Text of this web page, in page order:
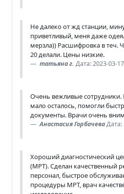
Не далеко от жд станции,
приветливый, меня даже
мерзла)) Расшифровка в теч.
20 делали. Цены низкие.
татьяна г. Дата: 2023-03-17
Очень вежливые сотрудники.
мало осталось, помогли
документы. Врачи очень
Анастасия ГорбачеваДата:
Хороший диагностический
(МРТ). Сделан качественный
персонал, быстрое
процедуры МРТ, врач